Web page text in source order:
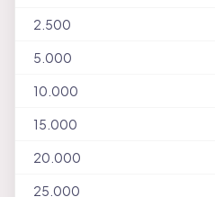
2.500
5.000
10.000
15.000
20.000
25.000